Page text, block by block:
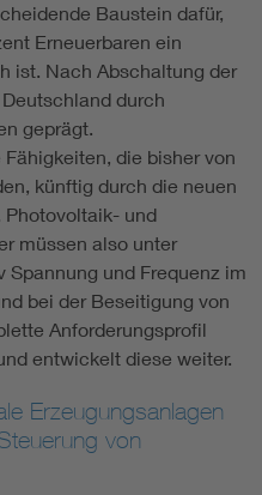
Baustein dafür,
Erneuerbaren ein
ist. Nach Abschaltung der
durch
geprägt.
die bisher von
künftig durch die neuen
Photovoltaik- und
müssen also unter
Spannung und Frequenz im
bei der Beseitigung von
Anforderungsprofil
entwickelt diese weiter.
Erzeugungsanlagen
von